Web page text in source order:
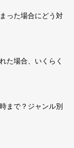
った場合にどう対
た場合、いくらく
まで？ジャンル別